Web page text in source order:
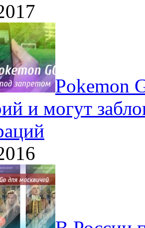
Pokеmon
и могут